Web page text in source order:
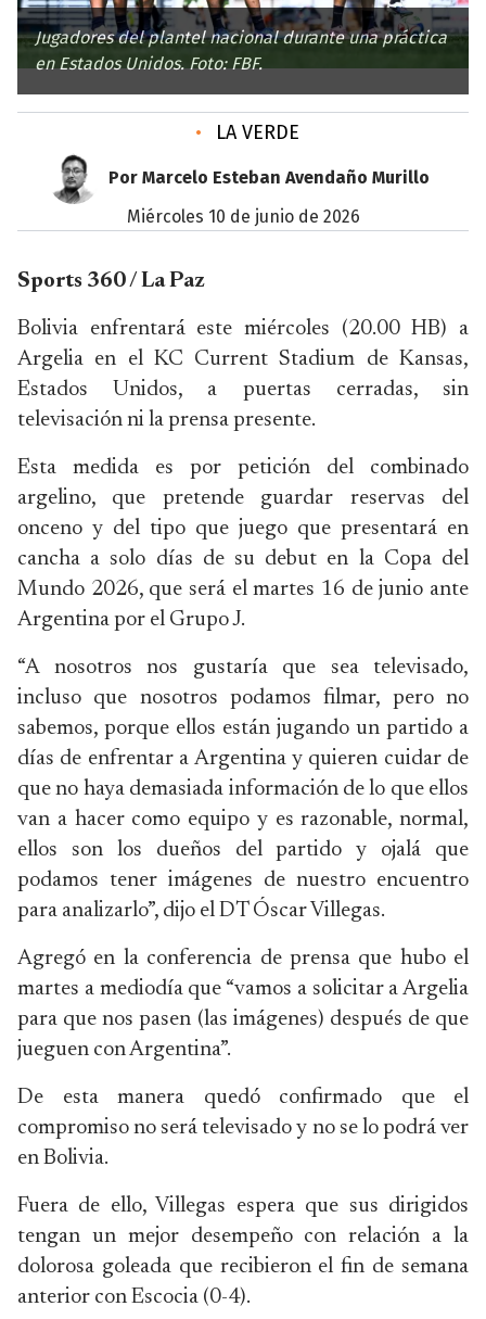
Jugadores del plantel nacional durante una práctica
en Estados Unidos. Foto: FBF.
• LA VERDE
Por Marcelo Esteban Avendaño Murillo
miércoles 10 de junio de 2026
Sports 360 / La Paz
Bolivia enfrentará este miércoles (20.00 HB) a
Argelia en el KC Current Stadium de Kansas,
Estados Unidos, a puertas cerradas, sin
televisación ni la prensa presente.
Esta medida es por petición del combinado
argelino, que pretende guardar reservas del
onceno y del tipo que juego que presentará en
cancha a solo días de su debut en la Copa del
Mundo 2026, que será el martes 16 de junio ante
Argentina por el Grupo J.
“A nosotros nos gustaría que sea televisado,
incluso que nosotros podamos filmar, pero no
sabemos, porque ellos están jugando un partido a
días de enfrentar a Argentina y quieren cuidar de
que no haya demasiada información de lo que ellos
van a hacer como equipo y es razonable, normal,
ellos son los dueños del partido y ojalá que
podamos tener imágenes de nuestro encuentro
para analizarlo”, dijo el DT Óscar Villegas.
Agregó en la conferencia de prensa que hubo el
martes a mediodía que “vamos a solicitar a Argelia
para que nos pasen (las imágenes) después de que
jueguen con Argentina”.
De esta manera quedó confirmado que el
compromiso no será televisado y no se lo podrá ver
en Bolivia.
Fuera de ello, Villegas espera que sus dirigidos
tengan un mejor desempeño con relación a la
dolorosa goleada que recibieron el fin de semana
anterior con Escocia (0-4).